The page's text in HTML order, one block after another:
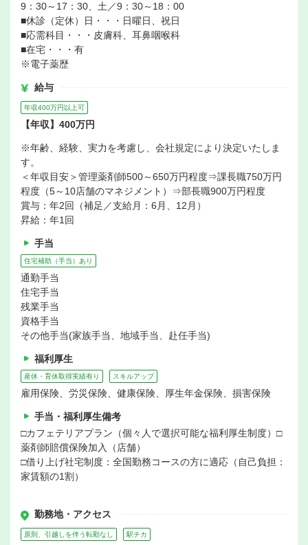
9：30～17：30、土／9：30～18：00
■休診（定休）日・・・日曜日、祝日
■応需科目・・・皮膚科、耳鼻咽喉科
■在宅・・・有
※電子薬歴
給与
年収400万円以上可
【年収】400万円
※年齢、経験、実力を考慮し、会社規定により決定いたしま
す。
＜年収目安＞管理薬剤師500～650万円程度⇒課長職750万円
程度（5～10店舗のマネジメント）⇒部長職900万円程度
賞与：年2回（補足／支給月：6月、12月）
昇給：年1回
手当
住宅補助（手当）あり
通勤手当
住宅手当
残業手当
資格手当
その他手当(家族手当、地域手当、赴任手当)
福利厚生
産休・育休取得実績有り スキルアップ
雇用保険、労災保険、健康保険、厚生年金保険、損害保険
手当・福利厚生備考
□カフェテリアプラン（個々人で選択可能な福利厚生制度）□
薬剤師賠償保険加入（店舗）
□借り上げ社宅制度：全国勤務コースの方に適応（自己負担：
家賃額の1割）
勤務地・アクセス
原則、引越しを伴う転勤なし 駅チカ